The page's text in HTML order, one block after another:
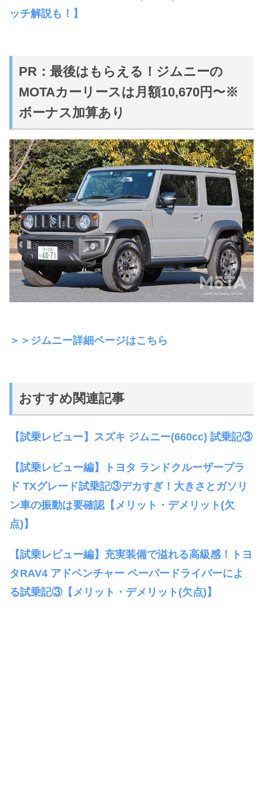
ッチ解説も！】
PR：最後はもらえる！ジムニーの
MOTAカーリースは月額10,670円〜※
ボーナス加算あり
＞＞ジムニー詳細ページはこちら
おすすめ関連記事
【試乗レビュー】スズキ ジムニー(660cc) 試乗記③
【試乗レビュー編】トヨタ ランドクルーザープラ
ド TXグレード試乗記③デカすぎ！大きさとガソリ
ン車の振動は要確認【メリット・デメリット(欠
点)】
【試乗レビュー編】充実装備で溢れる高級感！トヨ
タRAV4 アドベンチャー ペーパードライバーによ
る試乗記③【メリット・デメリット(欠点)】